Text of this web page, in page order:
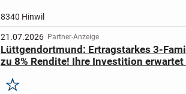
8340 Hinwil
21.07.2026 Partner-Anzeige
Lüttgendortmund: Ertragstarkes 3-
zu 8% Rendite! Ihre Investition erwartet
Merken